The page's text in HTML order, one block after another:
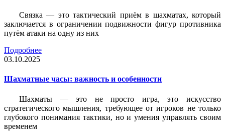
Связка — это тактический приём в шахматах, который
заключается в ограничении подвижности фигур противника
путём атаки на одну из них
Подробнее
03.10.2025
Шахматные часы: важность и особенности
Шахматы — это не просто игра, это искусство
стратегического мышления, требующее от игроков не только
глубокого понимания тактики, но и умения управлять своим
временем